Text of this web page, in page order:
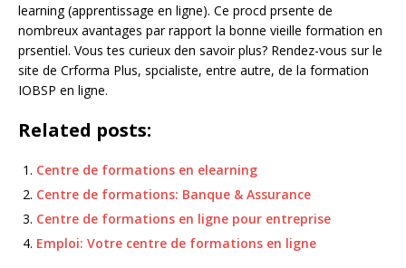
learning (apprentissage en ligne). Ce procd prsente de
nombreux avantages par rapport la bonne vieille formation en
prsentiel. Vous tes curieux den savoir plus? Rendez-vous sur le
site de Crforma Plus, spcialiste, entre autre, de la formation
IOBSP en ligne.
Related posts:
Centre de formations en elearning
Centre de formations: Banque & Assurance
Centre de formations en ligne pour entreprise
Emploi: Votre centre de formations en ligne